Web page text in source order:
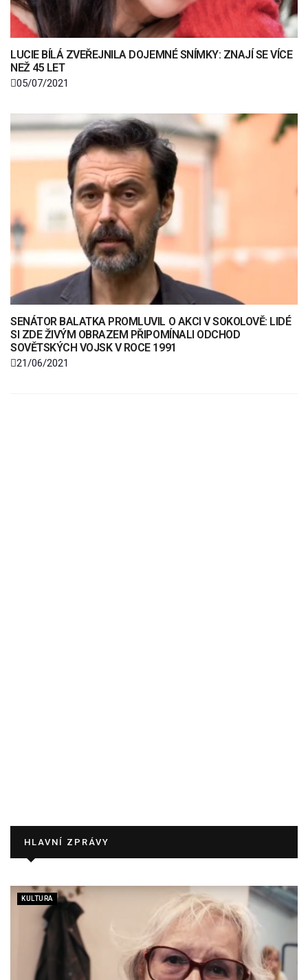
LUCIE BÍLÁ ZVEŘEJNILA DOJEMNÉ SNÍMKY: ZNAJÍ SE VÍCE
NEŽ 45 LET
05/07/2021
SENÁTOR BALATKA PROMLUVIL O AKCI V SOKOLOVĚ: LIDÉ
SI ZDE ŽIVÝM OBRAZEM PŘIPOMÍNALI ODCHOD
SOVĚTSKÝCH VOJSK V ROCE 1991
21/06/2021
HLAVNÍ ZPRÁVY
KULTURA